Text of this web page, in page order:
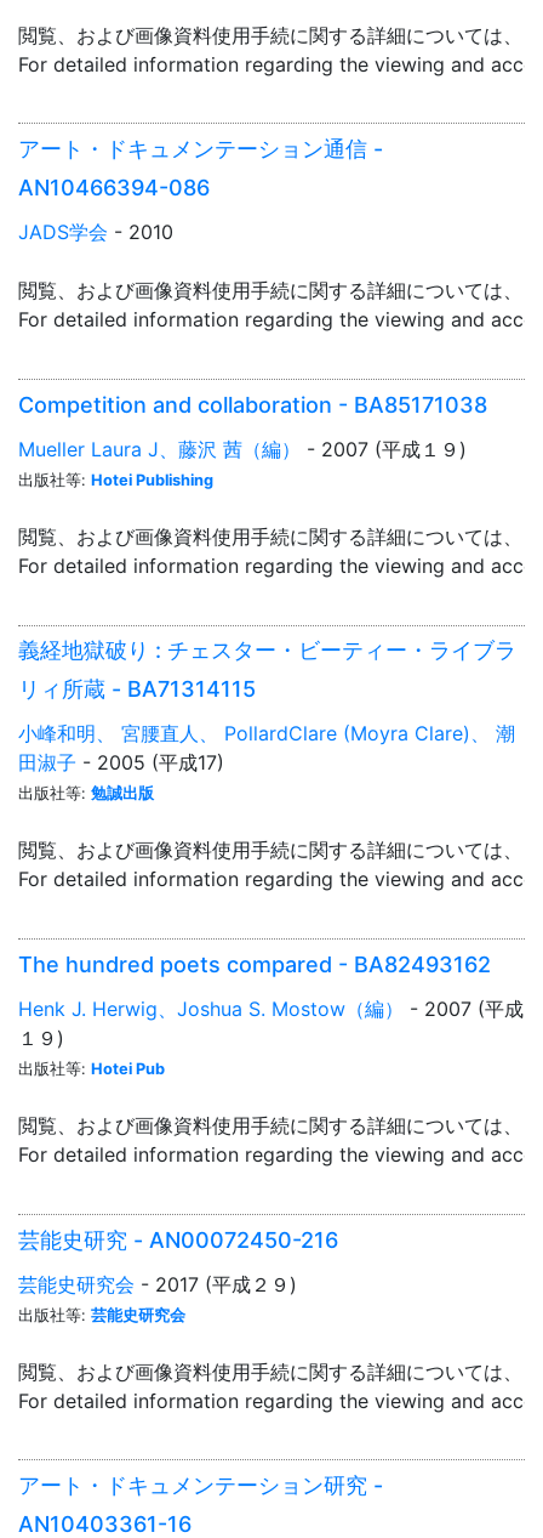
閲覧、および画像資料使用手続に関する詳細については、「
For detailed information regarding the viewing and
アート・ドキュメンテーション通信 -
AN10466394-086
JADS学会 - 2010
閲覧、および画像資料使用手続に関する詳細については、「
For detailed information regarding the viewing and
Competition and collaboration - BA85171038
Mueller Laura J、藤沢 茜（編） - 2007 (平成１９)
出版社等: Hotei Publishing
閲覧、および画像資料使用手続に関する詳細については、「
For detailed information regarding the viewing and
義経地獄破り : チェスター・ビーティー・ライブラ
リィ所蔵 - BA71314115
小峰和明、 宮腰直人、 PollardClare (Moyra Clare)、 潮
田淑子 - 2005 (平成17)
出版社等: 勉誠出版
閲覧、および画像資料使用手続に関する詳細については、「
For detailed information regarding the viewing and
The hundred poets compared - BA82493162
Henk J. Herwig、Joshua S. Mostow（編）
- 2007 (平成
１９)
出版社等: Hotei Pub
閲覧、および画像資料使用手続に関する詳細については、「
For detailed information regarding the viewing and
芸能史研究 - AN00072450-216
芸能史研究会 - 2017 (平成２９)
出版社等: 芸能史研究会
閲覧、および画像資料使用手続に関する詳細については、「
For detailed information regarding the viewing and
アート・ドキュメンテーション研究 -
AN10403361-16